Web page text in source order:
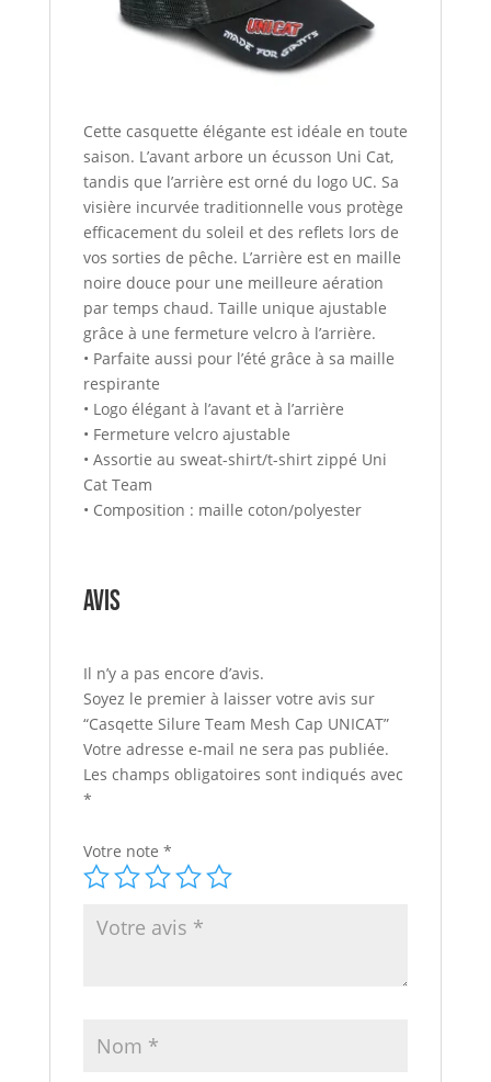
Cette casquette élégante est idéale en toute
saison. L’avant arbore un écusson Uni Cat,
tandis que l’arrière est orné du logo UC. Sa
visière incurvée traditionnelle vous protège
efficacement du soleil et des reflets lors de
vos sorties de pêche. L’arrière est en maille
noire douce pour une meilleure aération
par temps chaud. Taille unique ajustable
grâce à une fermeture velcro à l’arrière.
• Parfaite aussi pour l’été grâce à sa maille
respirante
• Logo élégant à l’avant et à l’arrière
• Fermeture velcro ajustable
• Assortie au sweat-shirt/t-shirt zippé Uni
Cat Team
• Composition : maille coton/polyester
Avis
Il n’y a pas encore d’avis.
Soyez le premier à laisser votre avis sur
“Casqette Silure Team Mesh Cap UNICAT”
Votre adresse e-mail ne sera pas publiée.
Les champs obligatoires sont indiqués avec
*
Votre note *